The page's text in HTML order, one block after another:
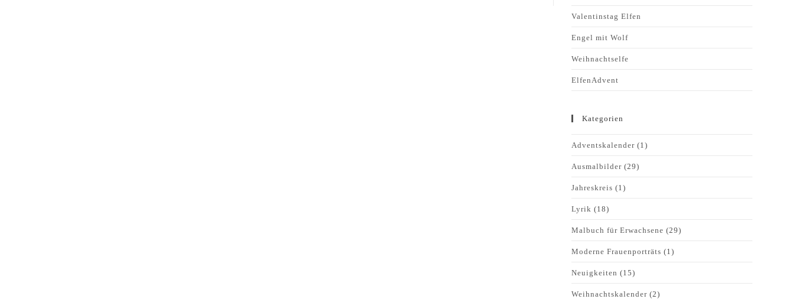
Valentinstag Elfen
Engel mit Wolf
Weihnachtselfe
ElfenAdvent
Kategorien
Adventskalender (1)
Ausmalbilder (29)
Jahreskreis (1)
Lyrik (18)
Malbuch für Erwachsene (29)
Moderne Frauenporträts (1)
Neuigkeiten (15)
Weihnachtskalender (2)